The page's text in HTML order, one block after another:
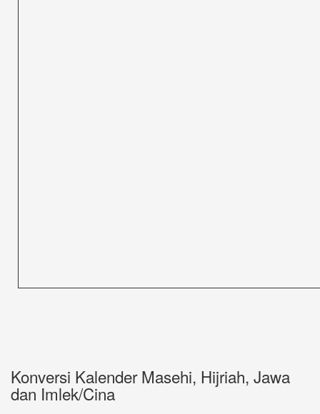
Konversi Kalender Masehi, Hijriah, Jawa
dan Imlek/Cina